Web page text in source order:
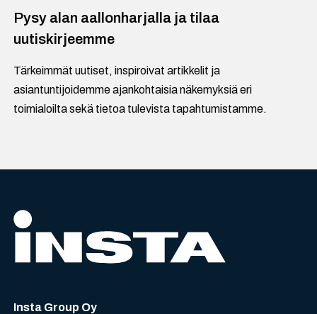
Pysy alan aallonharjalla ja tilaa
uutiskirjeemme
Tärkeimmät uutiset, inspiroivat artikkelit ja
asiantuntijoidemme ajankohtaisia näkemyksiä eri
toimialoilta sekä tietoa tulevista tapahtumistamme.
Insta Group Oy